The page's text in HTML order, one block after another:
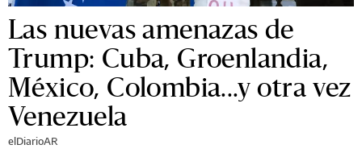
Las nuevas amenazas de
Trump: Cuba, Groenlandia,
México, Colombia...y otra vez
Venezuela
elDiarioAR